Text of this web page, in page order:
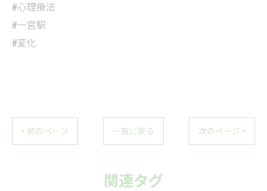
#心理療法
#一宮駅
#変化
< 前のページ 一覧に戻る 次のページ >
関連タグ